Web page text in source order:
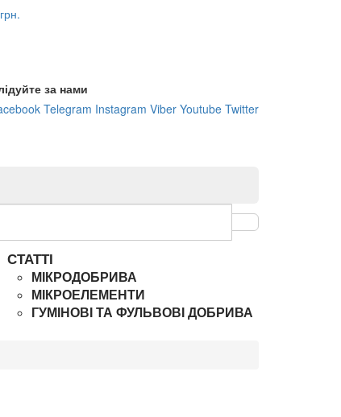
грн.
за нами
Telegram Instagram Viber Youtube Twitter
СТАТТІ
МІКРОДОБРИВА
МІКРОЕЛЕМЕНТИ
ГУМІНОВІ ТА ФУЛЬВОВІ ДОБРИВА